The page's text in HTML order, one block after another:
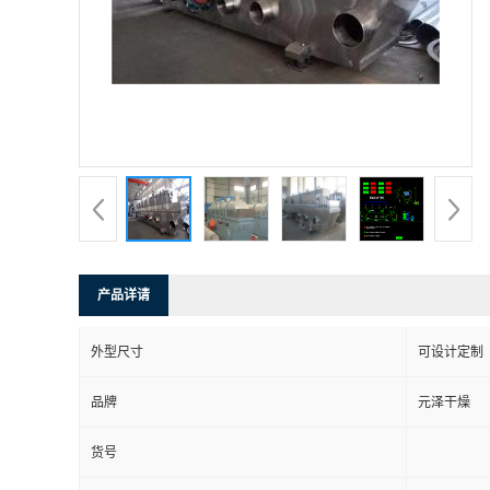
产品详请
外型尺寸 可设计定制
品牌 元泽干燥
货号